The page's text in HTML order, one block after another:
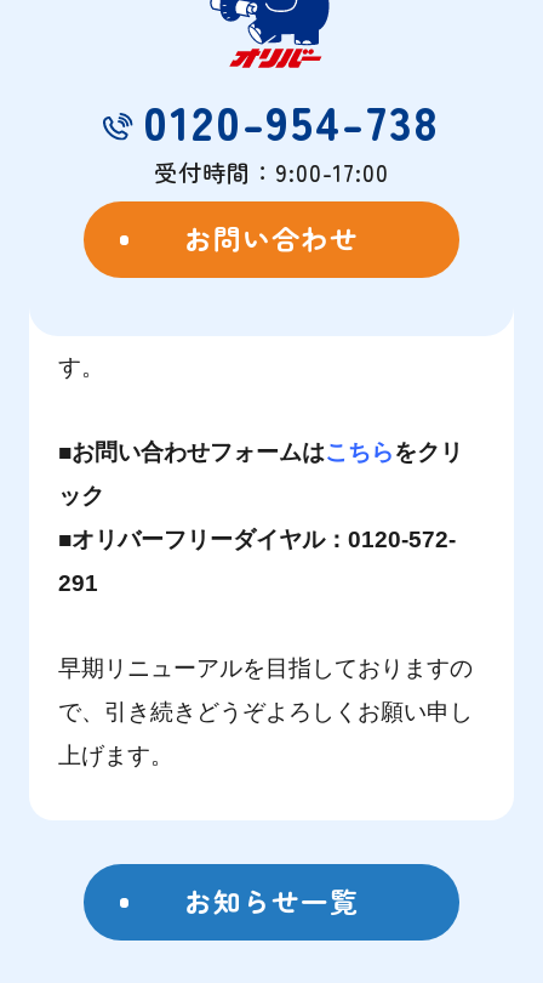
0120-954-738
受付時間：9:00-17:00
お問い合わせ
ムページをご利用いただき、誠にありが
とうございます。
より見やすく分かりやすいホームページ
を目指して、現在デザインやメニュー構
成を見直しております。
リニューアル作業中のためご不明点等ご
ざいましたら、以下フォームまたはお電
す。
■お問い合わせフォームはこちらをクリ
ック
■オリバーフリーダイヤル：0120-572-
291
早期リニューアルを目指しておりますの
で、 引き続きどうぞよろしくお願い申し
上げます。
お知らせ一覧